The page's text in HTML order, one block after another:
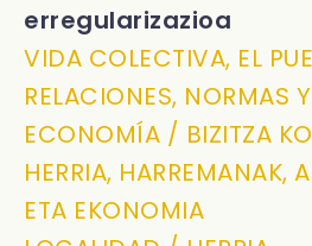
erregularizazioa
VIDA COLECTIVA, EL
RELACIONES, NORMAS Y
ECONOMÍA / BIZITZA
HERRIA, HARREMANAK,
ETA EKONOMIA